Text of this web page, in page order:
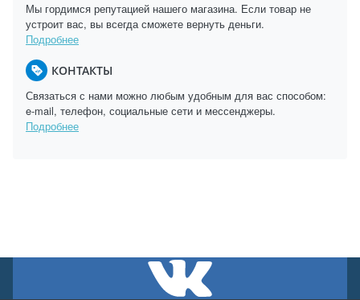
Мы гордимся репутацией нашего магазина. Если товар не
устроит вас, вы всегда сможете вернуть деньги.
Подробнее
КОНТАКТЫ
Связаться с нами можно любым удобным для вас способом:
e-mail, телефон, социальные сети и мессенджеры.
Подробнее